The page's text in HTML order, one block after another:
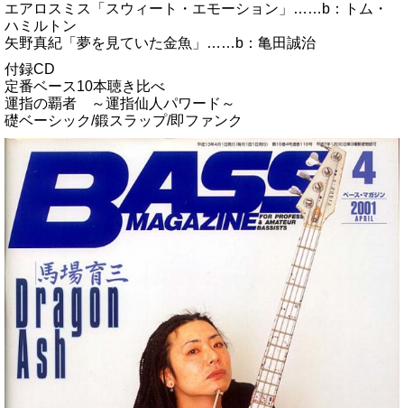
エアロスミス「スウィート・エモーション」……b：トム・
ハミルトン
矢野真紀「夢を見ていた金魚」……b：亀田誠治
付録CD
定番ベース10本聴き比べ
運指の覇者 ～運指仙人パワード～
礎ベーシック/鍛スラップ/即ファンク